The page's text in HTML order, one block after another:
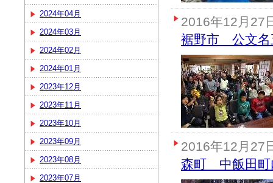
2024年04月
2024年03月
2024年02月
2024年01月
2023年12月
2023年11月
2023年10月
2023年09月
2023年08月
2023年07月
2016年12月27
裾野市 公文名
2016年12月27
森町 中飯田町